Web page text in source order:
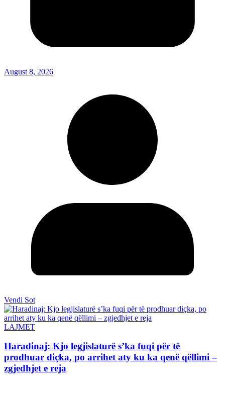
August 8, 2026
Vendi Sot
LAJMET
Haradinaj: Kjo legjislaturë s’ka fuqi për të
prodhuar diçka, po arrihet aty ku ka qenë qëllimi –
zgjedhjet e reja